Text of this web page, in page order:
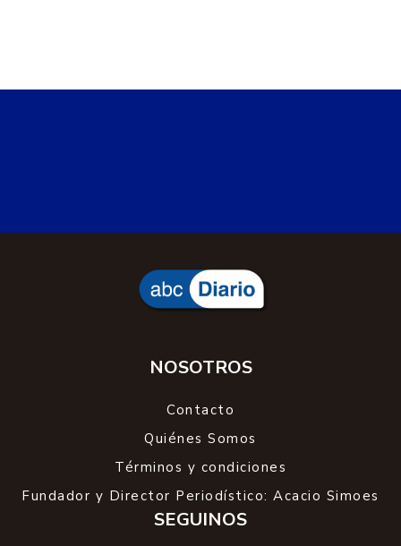
NOSOTROS
Contacto
Quiénes Somos
Términos y condiciones
Fundador y Director Periodístico: Acacio Simoes
SEGUINOS